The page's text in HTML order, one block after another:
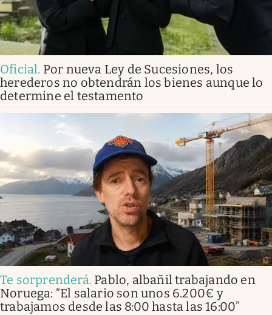
Oficial. Por nueva Ley de Sucesiones, los
herederos no obtendrán los bienes aunque lo
determine el testamento
Te sorprenderá. Pablo, albañil trabajando en
Noruega: “El salario son unos 6.200€ y
trabajamos desde las 8:00 hasta las 16:00”